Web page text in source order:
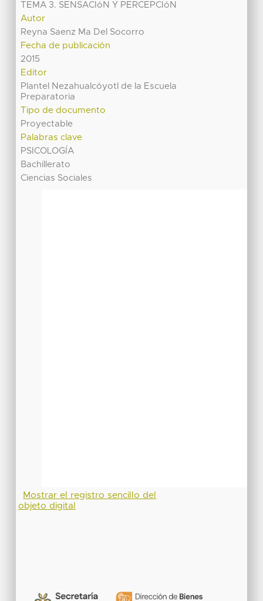
TEMA 3. SENSACIóN Y PERCEPCIóN
Autor
Reyna Saenz Ma Del Socorro
Fecha de publicación
2015
Editor
Plantel Nezahualcóyotl de la Escuela
Preparatoria
Tipo de documento
Proyectable
Palabras clave
PSICOLOGÍA
Bachillerato
Ciencias Sociales
Mostrar el registro sencillo del
objeto digital